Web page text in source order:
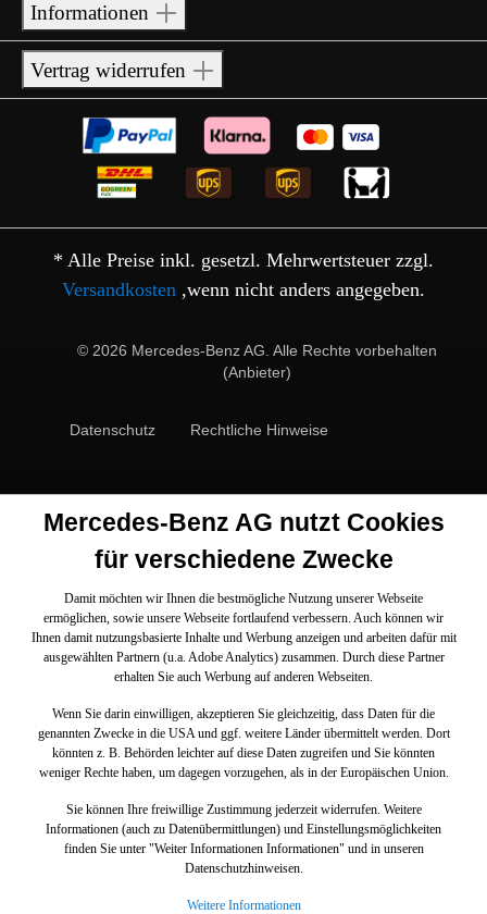
Informationen
Vertrag widerrufen
* Alle Preise inkl. gesetzl. Mehrwertsteuer zzgl.
Versandkosten ,wenn nicht anders angegeben.
© 2026 Mercedes-Benz AG. Alle Rechte vorbehalten
(Anbieter)
Datenschutz Rechtliche Hinweise
Mercedes-Benz AG nutzt Cookies
für verschiedene Zwecke
Damit möchten wir Ihnen die bestmögliche Nutzung unserer Webseite
ermöglichen, sowie unsere Webseite fortlaufend verbessern. Auch können wir
Ihnen damit nutzungsbasierte Inhalte und Werbung anzeigen und arbeiten dafür mit
ausgewählten Partnern (u.a. Adobe Analytics) zusammen. Durch diese Partner
erhalten Sie auch Werbung auf anderen Webseiten.
Wenn Sie darin einwilligen, akzeptieren Sie gleichzeitig, dass Daten für die
genannten Zwecke in die USA und ggf. weitere Länder übermittelt werden. Dort
könnten z. B. Behörden leichter auf diese Daten zugreifen und Sie könnten
weniger Rechte haben, um dagegen vorzugehen, als in der Europäischen Union.
Sie können Ihre freiwillige Zustimmung jederzeit widerrufen. Weitere
Informationen (auch zu Datenübermittlungen) und Einstellungsmöglichkeiten
finden Sie unter "Weiter Informationen Informationen" und in unseren
Datenschutzhinweisen.
Weitere Informationen